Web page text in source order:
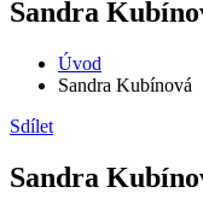
Sandra
Úvod
Sandra Kubínová
Sdílet
Sandra